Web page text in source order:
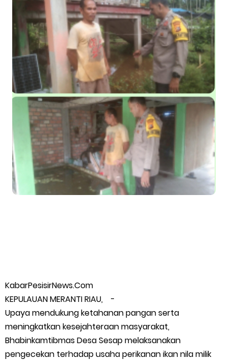
Merah Putih Presisi Polda Riau.
Teluk Belitung Bagaikan Kota Mati Disaat Listrik Diberlakukan
Pemadaman Secara Bergilir, Mesin 600 kW Diharapkan Jadi
Solusi.
F-PETIR Desak Pemkab Lingga Segera Buka Solusi Tambang
Timah Rakyat: Jangan Hanya di Laut yang Beroperasi,
Tambang Timah di Darat Juga Butuh Hidup
Saat Duka Menyelimuti Korban Serangan Monyet, YBM PLN UP3
Ketenagakerjaan Diperkuat
Usut Skandal Lahan Ulayat Desa Palas, Sekoci24.co Resmi
Layangkan Surat Konfirmasi ke PT Arara Abadi.
KabarPesisirNews.Com
KEPULAUAN MERANTI RIAU, -
Upaya mendukung ketahanan pangan serta
meningkatkan kesejahteraan masyarakat,
Bhabinkamtibmas Desa Sesap melaksanakan
pengecekan terhadap usaha perikanan ikan nila milik